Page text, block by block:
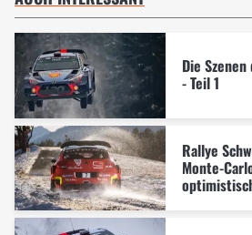
Die
- Teil 1
Rallye
Monte-